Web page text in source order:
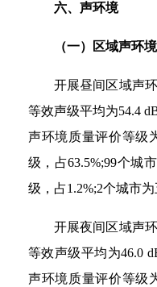
六、声环境
（一）区域声环境
开展昼间区域声
等效声级平均为54.4
声环境质量评价等级
级，占63.5%;99个城
级，占1.2%;2个城市为
开展夜间区域声
等效声级平均为46.0
声环境质量评价等级